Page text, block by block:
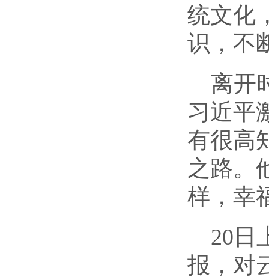
统文化
识，不
离开
习近平
有很高
之路。
样，幸
20 日
报，对